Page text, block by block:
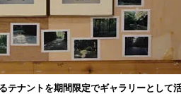
テナントを期間限定でギャラリーとして